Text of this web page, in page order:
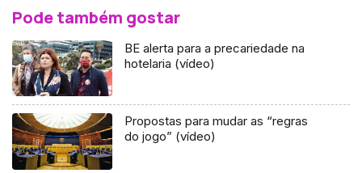
Pode também gostar
BE alerta para a precariedade na
hotelaria (vídeo)
Propostas para mudar as “regras
do jogo” (vídeo)